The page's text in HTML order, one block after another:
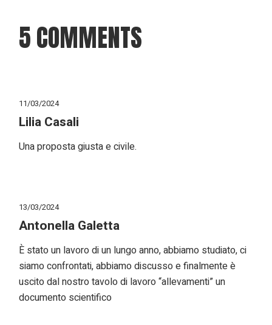
5 COMMENTS
11/03/2024
Lilia Casali
Una proposta giusta e civile.
13/03/2024
Antonella Galetta
È stato un lavoro di un lungo anno, abbiamo studiato, ci
siamo confrontati, abbiamo discusso e finalmente è
uscito dal nostro tavolo di lavoro “allevamenti” un
documento scientifico